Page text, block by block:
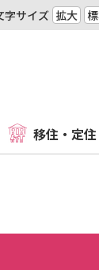
字サイズ 拡大
移住・定住